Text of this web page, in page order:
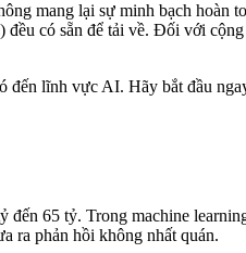
mang lại sự minh bạch hoàn
có sẵn để tải về. Đối với
đến lĩnh vực AI. Hãy bắt đầu
65 tỷ. Trong machine
ra phản hồi không nhất quán.